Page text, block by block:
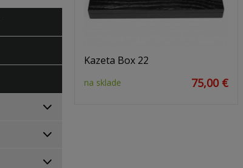
Kazeta Box 22
na sklade 75,00 €